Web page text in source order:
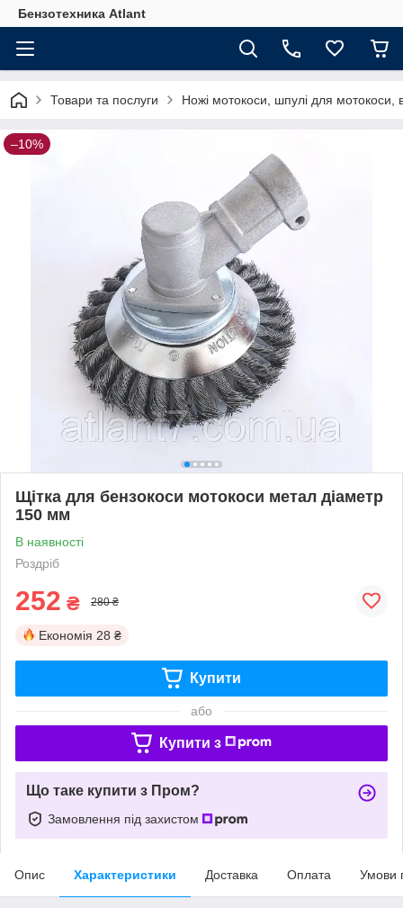
Бензотехника Atlant
Товари та послуги Ножі мотокоси, шпулі для мотокоси,
–10%
Щітка для бензокоси мотокоси метал діаметр
150 мм
В наявності
Роздріб
252 ₴ 280 ₴
Економія 28 ₴
Купити
або
Купити з
Що таке купити з Пром?
Замовлення під захистом
Опис Характеристики Доставка Оплата Умови